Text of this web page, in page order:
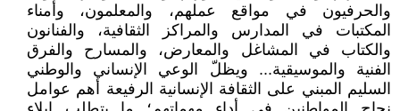
والحرفيون في مواقع عملهم، والمعلمون، وأمناء
المكتبات في المدارس والمراكز الثقافية، والفنانون
والكتاب في المشاغل والمعارض، والمسارح والفرق
الفنية والموسيقية... ويظلّ الوعي الإنساني والوطني
السليم المبني على الثقافة الإنسانية الرفيعة أهم عوامل